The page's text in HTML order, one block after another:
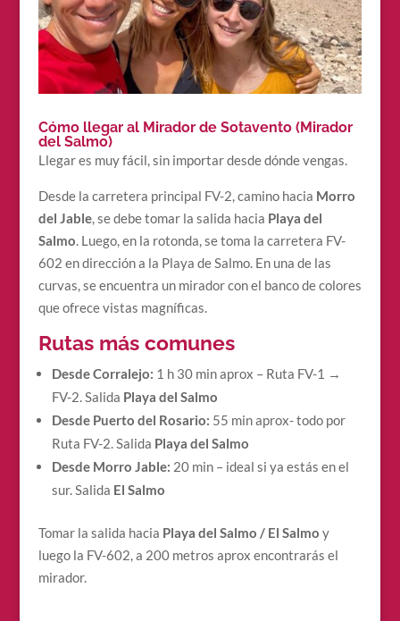
Cómo llegar al Mirador de Sotavento (Mirador
del Salmo)
Llegar es muy fácil, sin importar desde dónde vengas.
Desde la carretera principal FV-2, camino hacia Morro
del Jable, se debe tomar la salida hacia Playa del
Salmo . Luego, en la rotonda, se toma la carretera FV-
602 en dirección a la Playa de Salmo. En una de las
curvas, se encuentra un mirador con el banco de colores
que ofrece vistas magníficas.
Rutas más comunes
Desde Corralejo: 1 h 30 min aprox – Ruta FV-1 →
FV-2. Salida Playa del Salmo
Desde Puerto del Rosario: 55 min aprox- todo por
Ruta FV-2. Salida Playa del Salmo
Desde Morro Jable: 20 min – ideal si ya estás en el
sur. Salida El Salmo
Tomar la salida hacia Playa del Salmo / El Salmo y
luego la FV-602, a 200 metros aprox encontrarás el
mirador.